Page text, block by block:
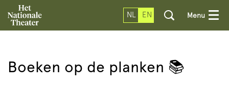
NL EN Menu
Boeken op de planken 📚